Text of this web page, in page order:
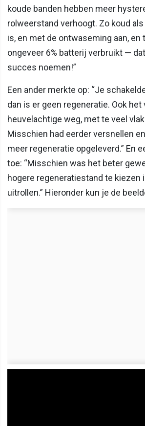
koude banden hebben meer
rolweerstand verhoogt. Zo koud
is, en met de ontwaseming aan, en
ongeveer 6% batterij verbruikt —
succes noemen!”
Een ander merkte op: “Je
dan is er geen regeneratie. Ook
heuvelachtige weg, met te veel
Misschien had eerder versnellen
meer regeneratie opgeleverd.” En
toe: “Misschien was het beter
hogere regeneratiestand te kiezen
uitrollen.” Hieronder kun je de